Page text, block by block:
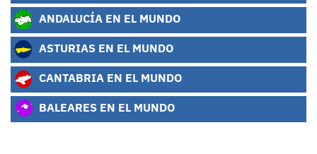
ANDALUCÍA EN EL MUNDO
ASTURIAS EN EL MUNDO
CANTABRIA EN EL MUNDO
BALEARES EN EL MUNDO